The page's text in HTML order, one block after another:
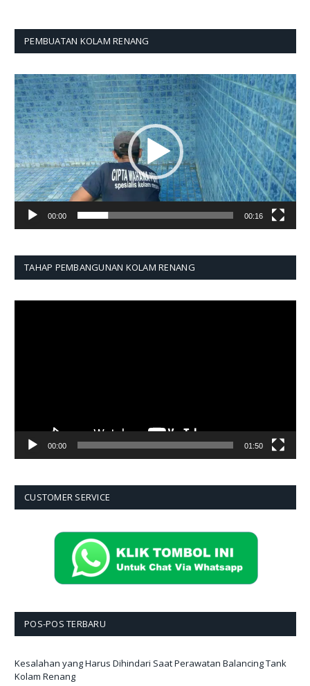
PEMBUATAN KOLAM RENANG
Pemutar
Video
00:00 00:16
TAHAP PEMBANGUNAN KOLAM RENANG
00:00 01:50
CUSTOMER SERVICE
POS-POS TERBARU
Kesalahan yang Harus Dihindari Saat Perawatan Balancing Tank
Kolam Renang